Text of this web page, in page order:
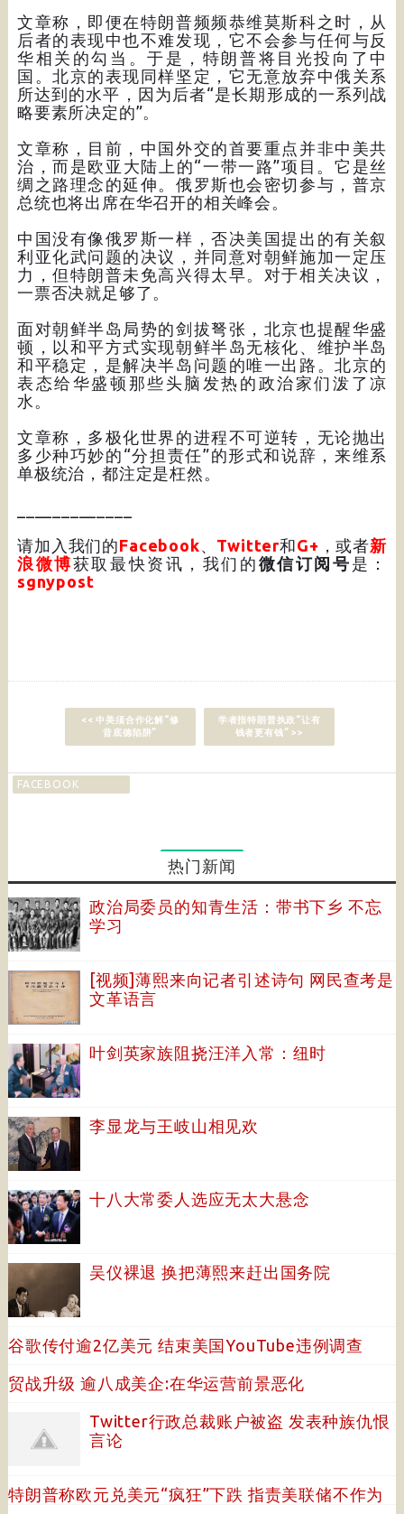
文章称，即便在特朗普频频恭维莫斯科之时，从
后者的表现中也不难发现，它不会参与任何与反
华相关的勾当。于是，特朗普将目光投向了中
国。北京的表现同样坚定，它无意放弃中俄关系
所达到的水平，因为后者“是长期形成的一系列战
略要素所决定的”。
文章称，目前，中国外交的首要重点并非中美共
治，而是欧亚大陆上的“一带一路”项目。它是丝
绸之路理念的延伸。俄罗斯也会密切参与，普京
总统也将出席在华召开的相关峰会。
中国没有像俄罗斯一样，否决美国提出的有关叙
利亚化武问题的决议，并同意对朝鲜施加一定压
力，但特朗普未免高兴得太早。对于相关决议，
一票否决就足够了。
面对朝鲜半岛局势的剑拔弩张，北京也提醒华盛
顿，以和平方式实现朝鲜半岛无核化、维护半岛
和平稳定，是解决半岛问题的唯一出路。北京的
表态给华盛顿那些头脑发热的政治家们泼了凉
水。
文章称，多极化世界的进程不可逆转，无论抛出
多少种巧妙的“分担责任”的形式和说辞，来维系
单极统治，都注定是枉然。
请加入我们的Facebook、 Twitter和G+ ，或者新
浪微博获取最快资讯，我们的 微信订阅号 是：
sgnypost
<< 中美须合作化解“修
昔底德陷阱”
学者指特朗普执政“让有
钱者更有钱” >>
FACEBOOK
热门新闻
政治局委员的知青生活：带书下乡 不忘
学习
[视频]薄熙来向记者引述诗句 网民查考是
文革语言
叶剑英家族阻挠汪洋入常：纽时
李显龙与王岐山相见欢
十八大常委人选应无太大悬念
吴仪裸退 换把薄熙来赶出国务院
谷歌传付逾2亿美元 结束美国YouTube违例调查
贸战升级 逾八成美企:在华运营前景恶化
Twitter行政总裁账户被盗 发表种族仇恨
言论
特朗普称欧元兑美元“疯狂”下跌 指责美联储不作为